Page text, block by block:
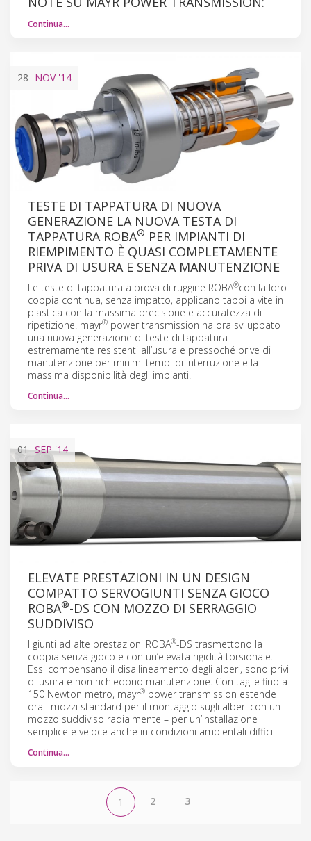
Continua…
28 NOV'14
TESTE DI TAPPATURA DI NUOVA
GENERAZIONE LA NUOVA TESTA DI
TAPPATURA ROBA® PER IMPIANTI DI
RIEMPIMENTO È QUASI COMPLETAMENTE
PRIVA DI USURA E SENZA MANUTENZIONE
Le teste di tappatura a prova di ruggine ROBA®con la loro
coppia continua, senza impatto, applicano tappi a vite in
plastica con la massima precisione e accuratezza di
ripetizione. mayr® power transmission ha ora sviluppato
una nuova generazione di teste di tappatura
estremamente resistenti all’usura e pressoché prive di
manutenzione per minimi tempi di interruzione e la
massima disponibilità degli impianti.
Continua…
01 SEP'14
ELEVATE PRESTAZIONI IN UN DESIGN
COMPATTO SERVOGIUNTI SENZA GIOCO
ROBA®-DS CON MOZZO DI SERRAGGIO
SUDDIVISO
I giunti ad alte prestazioni ROBA®-DS trasmettono la
coppia senza gioco e con un’elevata rigidità torsionale.
Essi compensano il disallineamento degli alberi, sono privi
di usura e non richiedono manutenzione. Con taglie fino a
150 Newton metro, mayr® power transmission estende
ora i mozzi standard per il montaggio sugli alberi con un
mozzo suddiviso radialmente – per un’installazione
semplice e veloce anche in condizioni ambientali difficili.
Continua…
1 2 3